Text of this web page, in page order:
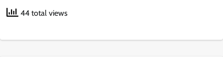
44 total views